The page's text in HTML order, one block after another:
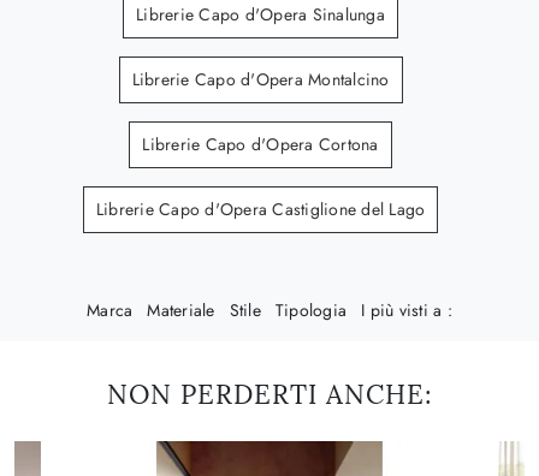
Librerie Capo d'Opera Sinalunga
Librerie Capo d'Opera Montalcino
Librerie Capo d'Opera Cortona
Librerie Capo d'Opera Castiglione del Lago
Marca Materiale Stile Tipologia I più visti a :
NON PERDERTI ANCHE: